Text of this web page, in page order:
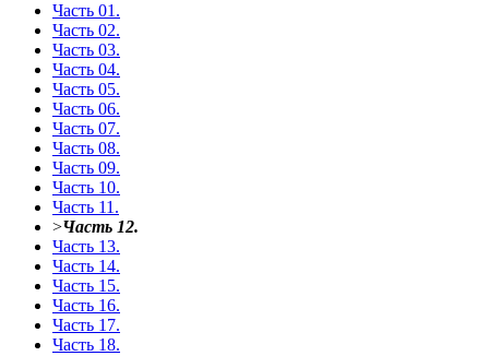
Часть 01.
Часть 02.
Часть 03.
Часть 04.
Часть 05.
Часть 06.
Часть 07.
Часть 08.
Часть 09.
Часть 10.
Часть 11.
>Часть 12.
Часть 13.
Часть 14.
Часть 15.
Часть 16.
Часть 17.
Часть 18.